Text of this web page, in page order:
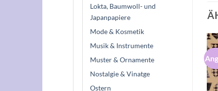
Lokta, Baumwoll- und
Japanpapiere
Mode & Kosmetik
Musik & Instrumente
Muster & Ornamente
Nostalgie & Vinatge
Ostern